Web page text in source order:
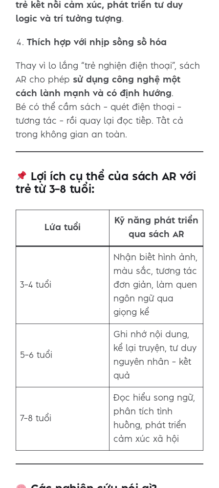
trẻ kết nối cảm xúc, phát triển tư duy
logic và trí tưởng tượng.
Thích hợp với nhịp sống số hóa
Thay vì lo lắng “trẻ nghiện điện thoại”, sách
AR cho phép sử dụng công nghệ một
cách lành mạnh và có định hướng.
Bé có thể cầm sách – quét điện thoại –
tương tác – rồi quay lại đọc tiếp. Tất cả
trong không gian an toàn.
Lợi ích cụ thể của sách AR với
trẻ từ 3–8 tuổi:
Lứa tuổi
Kỹ năng phát triển
qua sách AR
3–4 tuổi
Nhận biết hình ảnh,
màu sắc, tương tác
đơn giản, làm quen
ngôn ngữ qua
giọng kể
5–6 tuổi
Ghi nhớ nội dung,
kể lại truyện, tư duy
nguyên nhân – kết
quả
7–8 tuổi
Đọc hiểu song ngữ,
phân tích tình
huống, phát triển
cảm xúc xã hội